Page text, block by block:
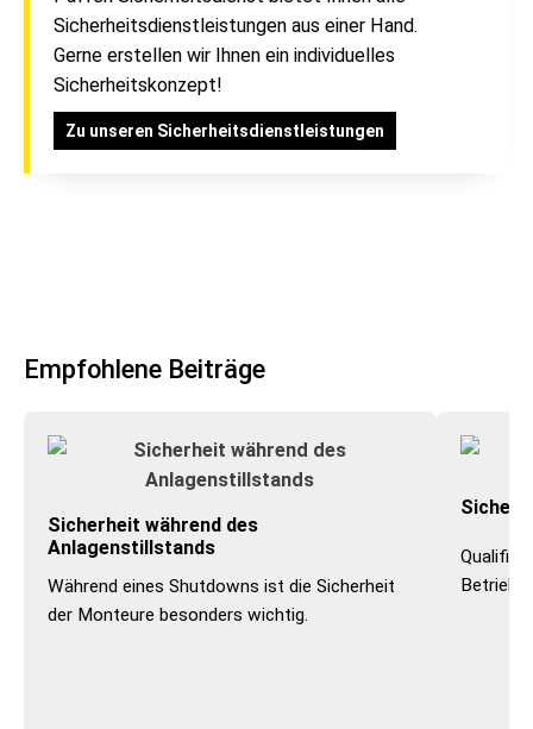
Sicherheitsdienstleistungen aus einer Hand.
Gerne erstellen wir Ihnen ein individuelles
Sicherheitskonzept!
Zu unseren Sicherheitsdienstleistungen
Empfohlene Beiträge
Sicherheit während des
Anlagenstillstands
Während eines Shutdowns ist die Sicherheit
der Monteure besonders wichtig.
Betrieb.